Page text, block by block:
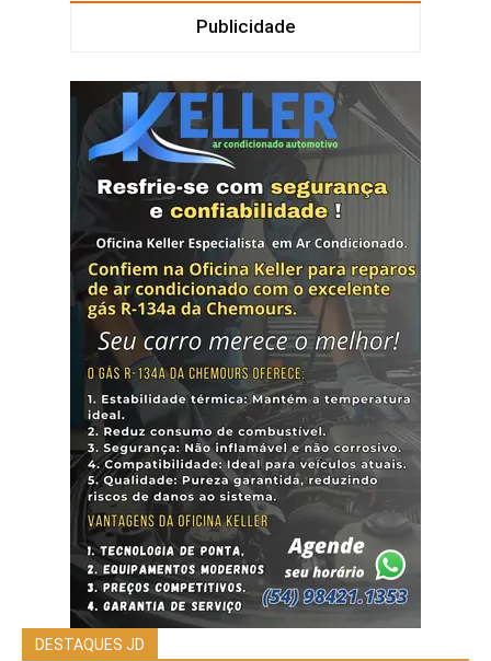
Publicidade
DESTAQUES JD